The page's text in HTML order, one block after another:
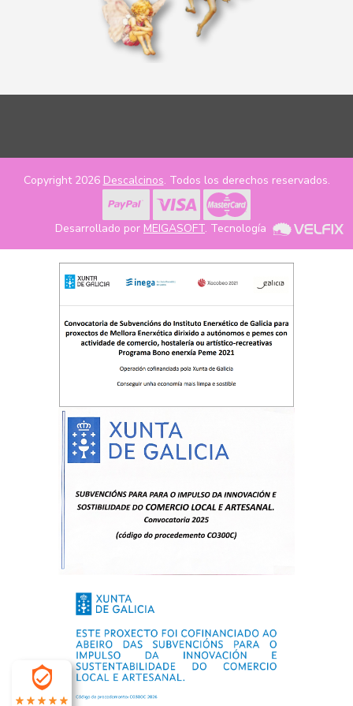
Copyright 2026 Descalcinos. Todos los derechos reservados.
Desarrollado por MEIGASOFT. Tecnología